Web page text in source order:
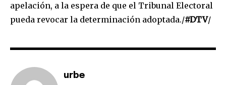
conversation.
apelación, a la espera de que el Tribunal Electoral
pueda revocar la determinación adoptada./#DTV/
urbe